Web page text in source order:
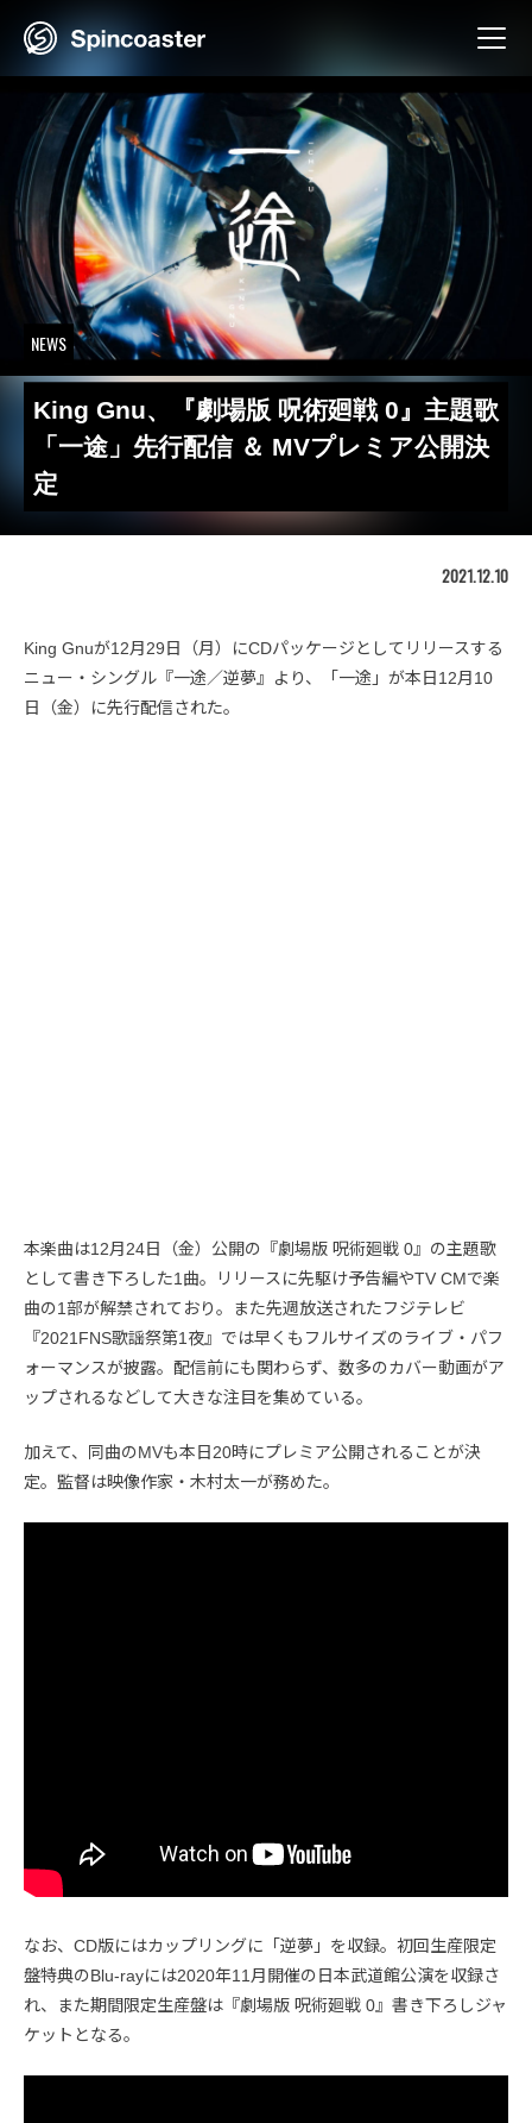
NEWS
King Gnu、『劇場版 呪術廻戦 0』主題歌
「一途」先行配信 ＆ MVプレミア公開決
定
2021.12.10
King Gnuが12月29日（月）にCDパッケージとしてリリースする
ニュー・シングル『一途／逆夢』より、「一途」が本日12月10
日（金）に先行配信された。
本楽曲は12月24日（金）公開の『劇場版 呪術廻戦 0』の主題歌
として書き下ろした1曲。リリースに先駆け予告編やTV CMで楽
曲の1部が解禁されており。また先週放送されたフジテレビ
『2021FNS歌謡祭第1夜』では早くもフルサイズのライブ・パフ
ォーマンスが披露。配信前にも関わらず、数多のカバー動画がア
ップされるなどして大きな注目を集めている。
加えて、同曲のMVも本日20時にプレミア公開されることが決
定。監督は映像作家・木村太一が務めた。
なお、CD版にはカップリングに「逆夢」を収録。初回生産限定
盤特典のBlu-rayには2020年11月開催の日本武道館公演を収録さ
れ、また期間限定生産盤は『劇場版 呪術廻戦 0』書き下ろしジャ
ケットとなる。